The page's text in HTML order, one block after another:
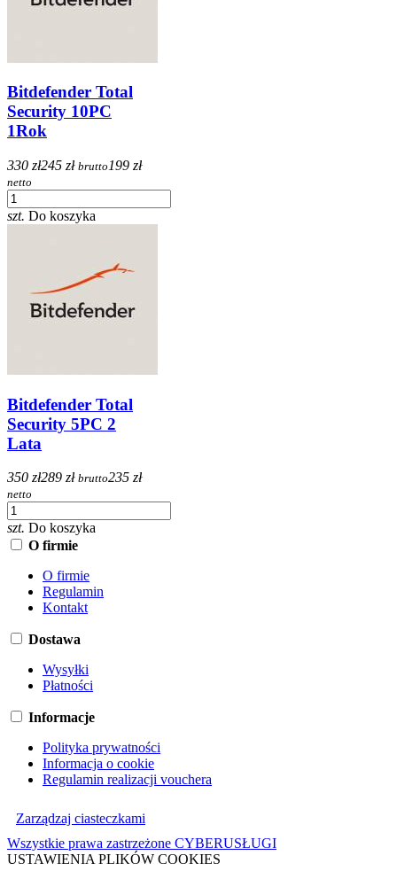
Bitdefender Total
Security 10PC
1Rok
330 zł245 zł brutto 199 zł
netto
szt. Do koszyka
Bitdefender Total
Security 5PC 2
Lata
350 zł289 zł brutto235 zł
netto
szt. Do koszyka
O firmie
O firmie
Regulamin
Kontakt
Dostawa
Wysyłki
Płatności
Informacje
Polityka prywatności
Informacja o cookie
Regulamin realizacji vouchera
Zarządzaj ciasteczkami
Wszystkie prawa zastrzeżone CYBERUSŁUGI
USTAWIENIA PLIKÓW COOKIES